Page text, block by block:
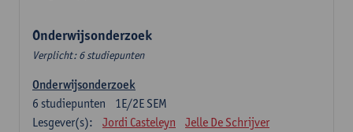
Onderwijsonderzoek
Verplicht: 6 studiepunten
Onderwijsonderzoek
1E/2E SEM
6 studiepunten
Lesgever(s):
Jordi Casteleyn Jelle De Schrijver